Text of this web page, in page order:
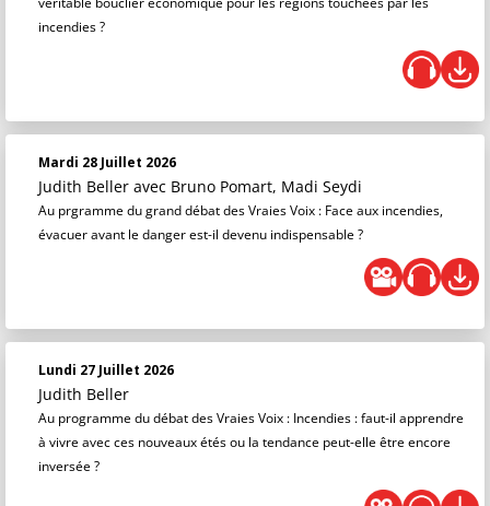
incendies ?
Mardi 28 Juillet 2026
Judith Beller avec Bruno Pomart, Madi Seydi
Au prgramme du grand débat des Vraies Voix : Face aux incendies,
évacuer avant le danger est-il devenu indispensable ?
Lundi 27 Juillet 2026
Judith Beller
Au programme du débat des Vraies Voix : Incendies : faut-il apprendre
à vivre avec ces nouveaux étés ou la tendance peut-elle être encore
inversée ?